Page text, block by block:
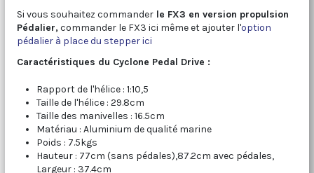
Si vous souhaitez commanderle FX3 en version propulsion
Pédalier,commander le FX3 ici même et ajouter l'option
pédalier à place du stepper ici
Caractéristiques du Cyclone Pedal Drive :
Rapport de l'hélice : 1:10,5
Taille de l'hélice : 29.8cm
Taille des manivelles : 16.5cm
Matériau : Aluminium de qualité marine
Poids : 7.5kgs
Hauteur : 77cm (sans pédales),87.2cm avec pédales,
Largeur : 37.4cm